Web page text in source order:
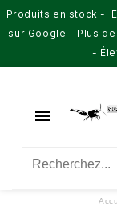
Produits en stock -
sur Google - Plus
-
